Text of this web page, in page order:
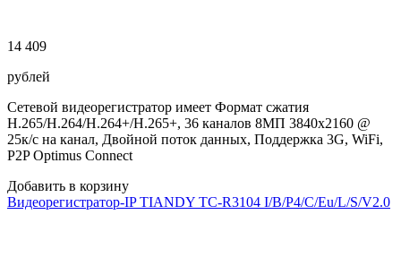
14 409
рублей
Сетевой видеорегистратор имеет Формат сжатия
H.265/H.264/H.264+/H.265+, 36 каналов 8МП 3840х2160 @
25к/с на канал, Двойной поток данных, Поддержка 3G, WiFi,
P2P Optimus Connect
Добавить в корзину
Видеорегистратор-IP TIANDY TC-R3104 I/B/P4/C/Eu/L/S/V2.0